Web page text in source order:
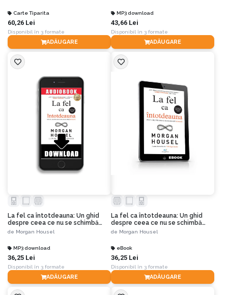
Carte Tiparita
60,26 Lei
Disponibil în 3 formate
ADĂUGARE
MP3 download
43,66 Lei
Disponibil în 3 formate
ADĂUGARE
La fel ca întotdeauna: Un ghid
despre ceea ce nu se schimbă
niciodată
de Morgan Housel
MP3 download
36,25 Lei
Disponibil în 3 formate
ADĂUGARE
La fel ca întotdeauna: Un ghid
despre ceea ce nu se schimbă
niciodată
de Morgan Housel
eBook
36,25 Lei
Disponibil în 3 formate
ADĂUGARE